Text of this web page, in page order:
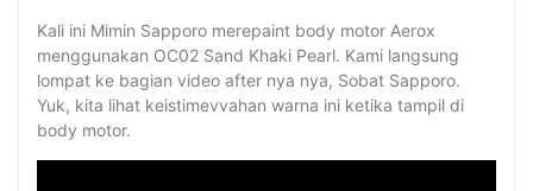
Kali ini Mimin Sapporo merepaint body motor Aerox
menggunakan OC02 Sand Khaki Pearl. Kami langsung
lompat ke bagian video after nya nya, Sobat Sapporo.
Yuk, kita lihat keistimevvahan warna ini ketika tampil di
body motor.